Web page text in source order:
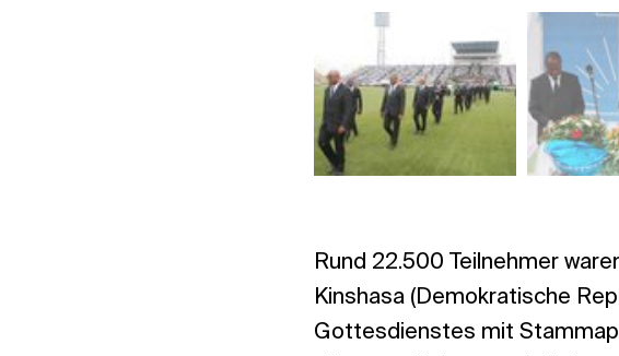
Rund 22.500 Teilnehmer
Kinshasa (Demokratische
Gottesdienstes mit